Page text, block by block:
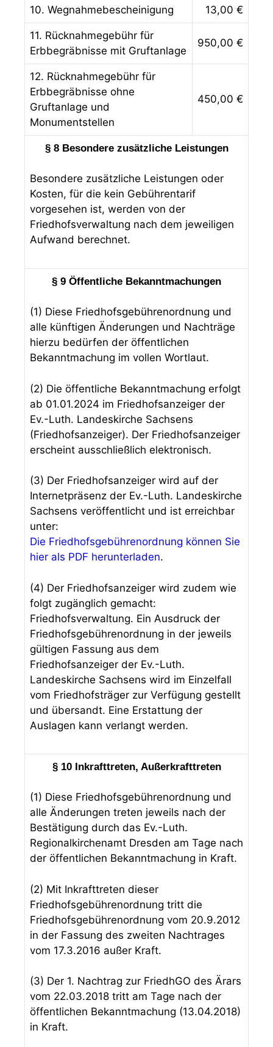
10. Wegnahmebescheinigung 13,00 €
11. Rücknahmegebühr für
Erbbegräbnisse mit Gruftanlage
950,00 €
12. Rücknahmegebühr für
Erbbegräbnisse ohne
Gruftanlage und
Monumentstellen
450,00 €
§ 8 Besondere zusätzliche Leistungen
Besondere zusätzliche Leistungen oder
Kosten, für die kein Gebührentarif
vorgesehen ist, werden von der
Friedhofsverwaltung nach dem jeweiligen
Aufwand berechnet.
§ 9 Öffentliche Bekanntmachungen
(1) Diese Friedhofsgebührenordnung und
alle künftigen Änderungen und Nachträge
hierzu bedürfen der öffentlichen
Bekanntmachung im vollen Wortlaut.
(2) Die öffentliche Bekanntmachung erfolgt
ab 01.01.2024 im Friedhofsanzeiger der
Ev.-Luth. Landeskirche Sachsens
(Friedhofsanzeiger). Der Friedhofsanzeiger
erscheint ausschließlich elektronisch.
(3) Der Friedhofsanzeiger wird auf der
Internetpräsenz der Ev.-Luth. Landeskirche
Sachsens veröffentlicht und ist erreichbar
unter:
Die Friedhofsgebührenordnung können Sie
hier als PDF herunterladen.
(4) Der Friedhofsanzeiger wird zudem wie
folgt zugänglich gemacht:
Friedhofsverwaltung. Ein Ausdruck der
Friedhofsgebührenordnung in der jeweils
gültigen Fassung aus dem
Friedhofsanzeiger der Ev.-Luth.
Landeskirche Sachsens wird im Einzelfall
vom Friedhofsträger zur Verfügung gestellt
und übersandt. Eine Erstattung der
Auslagen kann verlangt werden.
§ 10 Inkrafttreten, Außerkrafttreten
(1) Diese Friedhofsgebührenordnung und
alle Änderungen treten jeweils nach der
Bestätigung durch das Ev.-Luth.
Regionalkirchenamt Dresden am Tage nach
der öffentlichen Bekanntmachung in Kraft.
(2) Mit Inkrafttreten dieser
Friedhofsgebührenordnung tritt die
Friedhofsgebührenordnung vom 20.9.2012
in der Fassung des zweiten Nachtrages
vom 17.3.2016 außer Kraft.
(3) Der 1. Nachtrag zur FriedhGO des Ärars
vom 22.03.2018 tritt am Tage nach der
öffentlichen Bekanntmachung (13.04.2018)
in Kraft.